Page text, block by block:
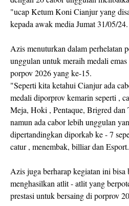
"ucap Ketum Koni Cianjur yang
kepada awak media Jumat 31/05/24.
Azis menuturkan dalam perhelatan
unggulan untuk meraih medali
porpov 2026 yang ke-15.
"Seperti kita ketahui Cianjur ada
medali diporprov kemarin seperti ,
Meja, Hoki , Pentaque, Brigred dan
namun ada cabor lebih unggulan
dipertandingkan diporkab ke - 7
catur , menembak, billiar dan
Azis juga berharap kegiatan ini bisa
menghasilkan atlit - atlit yang
prestasi untuk bersaing di porprov